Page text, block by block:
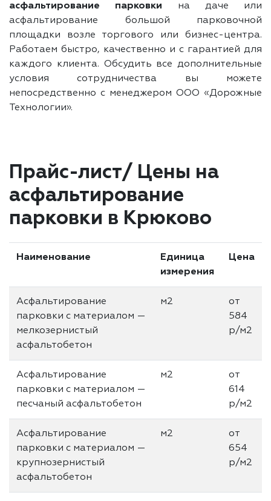
асфальтирование парковки на даче или
асфальтирование большой парковочной
площадки возле торгового или бизнес-центра.
Работаем быстро, качественно и с гарантией для
каждого клиента. Обсудить все дополнительные
условия сотрудничества вы можете
непосредственно с менеджером ООО «Дорожные
Технологии».
Прайс-лист/ Цены на
асфальтирование
парковки в Крюково
Наименование
Единица
измерения
Цена
Асфальтирование
парковки с материалом —
мелкозернистый
асфальтобетон
м2
от
584
р/м2
Асфальтирование
парковки с материалом —
песчаный асфальтобетон
м2
от
614
р/м2
Асфальтирование
парковки с материалом —
крупнозернистый
асфальтобетон
м2
от
654
р/м2